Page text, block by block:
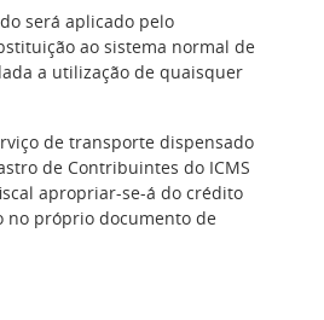
será aplicado pelo
ao sistema normal de
a utilização de quaisquer
de transporte dispensado
de Contribuintes do ICMS
apropriar-se-á do crédito
no próprio documento de